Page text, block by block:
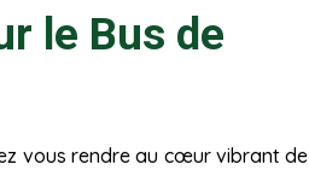
le Bus de
vous rendre au cœur vibrant de